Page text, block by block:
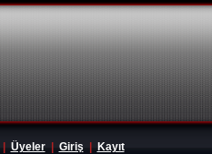
Üyeler| Giriş| Kayıt